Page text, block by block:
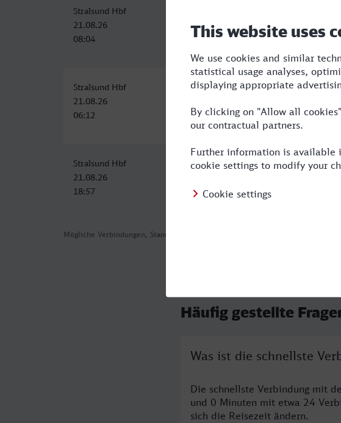
Mögliche Verbindungen, Stand: 2026-08-07 04:14
Stralsund Hbf
21.08.26
08:04
21.08.26
15:04
Stralsund Hbf
21.08.26
06:12
Dinslaken
14:22
8:10
Stralsund Hbf
21.08.26
18:57
Dinslaken
04:04
9:07
Häufig gestellte
Was ist die schnellste
Die schnellste Verbindung mit
und 0 Minuten mit etwa 24
sich die Reisezeit ändern.